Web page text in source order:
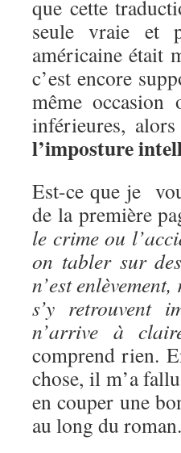
que cette
seule vraie et
américaine était
c’est encore
même
inférieures,
l’imposture
Est-ce que je
de la première
le crime ou
on tabler sur
n’est
s’y retrouvent
n’arrive à
comprend rien.
chose, il m’a
en couper une
au long du roman.